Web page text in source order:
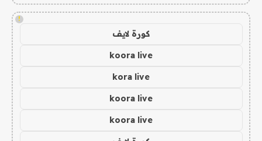
!
كورة لايف
koora live
kora live
koora live
koora live